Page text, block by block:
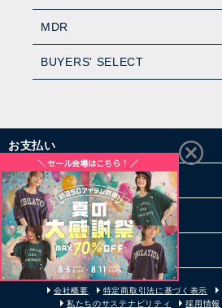
MDR
BUYERS' SELECT
お支払い
配送・送料
お買い物について
その他
会社概要 特定商取引法に基づく表示
私たちのサステナビリティ
採用情報